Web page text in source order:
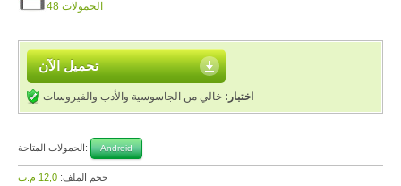
48 الحمولات
تحميل الآن
اختبار: خالي من الجاسوسية والأدب والفيروسات
الحمولات المتاحة: Android
حجم الملف: 12,0 م.ب